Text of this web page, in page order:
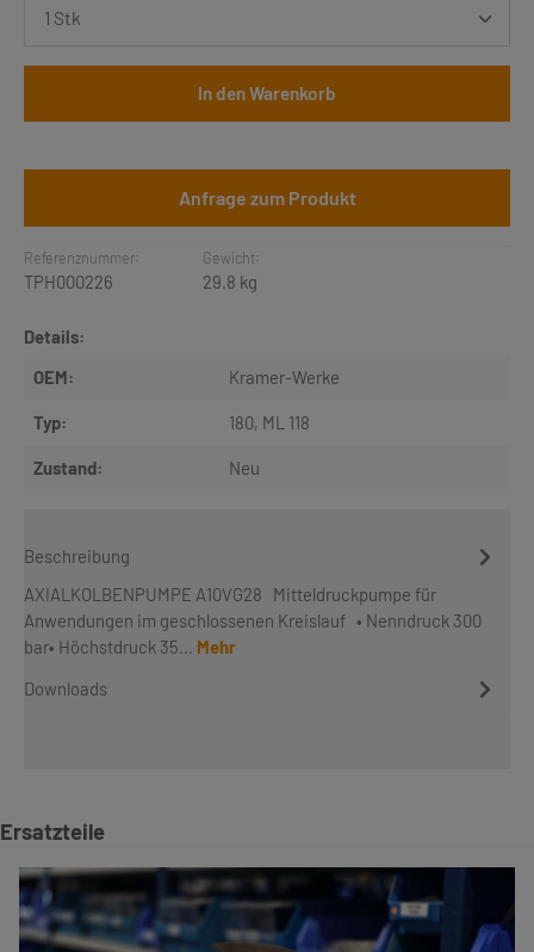
In den Warenkorb
Anfrage zum Produkt
Referenznummer:
TPH000226
Gewicht:
29.8 kg
Details:
OEM:
Kramer-Werke
Typ: 180, ML 118
Zustand: Neu
Beschreibung
AXIALKOLBENPUMPE A10VG28 Mitteldruckpumpe für
Anwendungen im geschlossenen Kreislauf • Nenndruck 300
bar• Höchstdruck 35… Mehr
Downloads
Produktgalerie überspringen
Ersatzteile